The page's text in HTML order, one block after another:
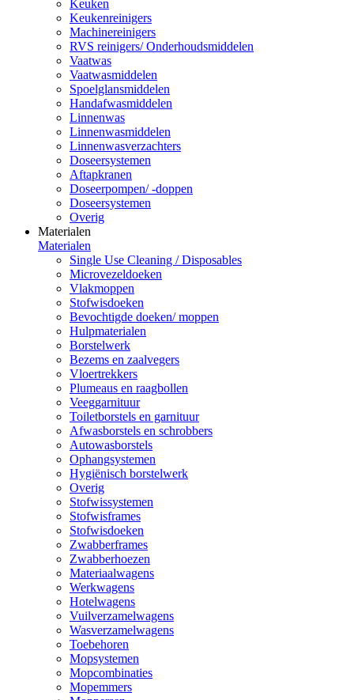
Keuken
Keukenreinigers
Machinereinigers
RVS reinigers/ Onderhoudsmiddelen
Vaatwas
Vaatwasmiddelen
Spoelglansmiddelen
Handafwasmiddelen
Linnenwas
Linnenwasmiddelen
Linnenwasverzachters
Doseersystemen
Aftapkranen
Doseerpompen/ -doppen
Doseersystemen
Overig
Materialen
Materialen
Single Use Cleaning / Disposables
Microvezeldoeken
Vlakmoppen
Stofwisdoeken
Bevochtigde doeken/ moppen
Hulpmaterialen
Borstelwerk
Bezems en zaalvegers
Vloertrekkers
Plumeaus en raagbollen
Veeggarnituur
Toiletborstels en garnituur
Afwasborstels en schrobbers
Autowasborstels
Ophangsystemen
Hygiënisch borstelwerk
Overig
Stofwissystemen
Stofwisframes
Stofwisdoeken
Zwabberframes
Zwabberhoezen
Materiaalwagens
Werkwagens
Hotelwagens
Vuilverzamelwagens
Wasverzamelwagens
Toebehoren
Mopsystemen
Mopcombinaties
Mopemmers